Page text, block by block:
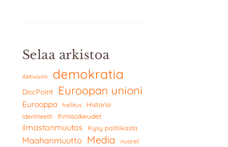
Selaa arkistoa
Aktivismi demokratia
DocPoint Euroopan unioni
Eurooppa hallitus Historia
Identiteetti Ihmisoikeudet
ilmastonmuutos Kysy politiikasta
Maahanmuutto Media nuoret